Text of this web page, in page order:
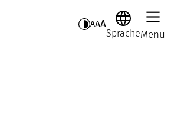
AAA
SpracheMenü